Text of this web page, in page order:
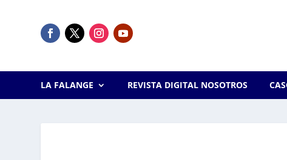
LA FALANGE REVISTA DIGITAL NOSOTROS